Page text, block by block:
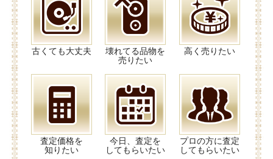
古くても大丈夫
壊れてる品物を
売りたい
高く売りたい
査定価格を
知りたい
今日、査定を
してもらいたい
プロの方に査定
してもらいたい